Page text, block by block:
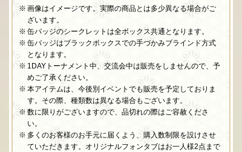
画像はイメージです。実際の商品とは多少異なる場合がご
ざいます。
缶バッジのシークレットは全ボックス共通となります。
缶バッジはブラックボックスでの手づかみブラインド方式
となります。
1DAYトーナメント中、交流会中は販売をしませんので、予
めご了承ください。
本アイテムは、今後別イベントでも販売を予定しておりま
す。その際、種類数は異なる場合もございます。
数に限りがございますので、品切れの際はご容赦くださ
い。
多くのお客様のお手元に届くよう、購入数制限を設けさせ
ていただきます。オリジナルフォンタブはお一人様2点まで